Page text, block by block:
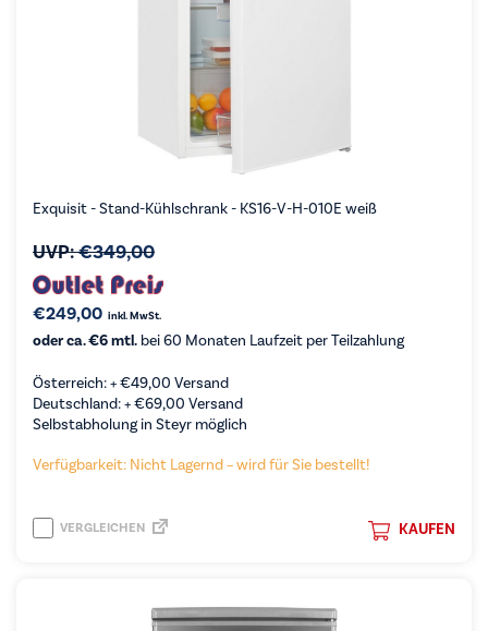
Exquisit - Stand-Kühlschrank - KS16-V-H-010E weiß
UVP:€349,00
€249,00 inkl. MwSt.
oder ca. €6 mtl. bei 60 Monaten Laufzeit per Teilzahlung
Österreich: +€49,00 Versand
Deutschland: +€69,00 Versand
Selbstabholung in Steyr möglich
Verfügbarkeit: Nicht Lagernd – wird für Sie bestellt!
KAUFEN
VERGLEICHEN